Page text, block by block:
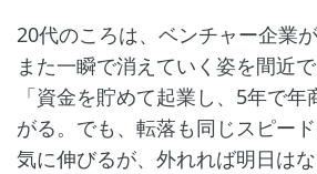
20代のころは、ベンチャー企業
また一瞬で消えていく姿を間近で
「資金を貯めて起業し、5年で
がる。でも、転落も同じスピー
気に伸びるが、外れれば明日は